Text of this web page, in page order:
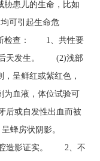
胁患儿的生命，比如
可引起生命危
检查： 1、共性要
天发生。 (2)浅部
呈鲜红或紫红色，
为血液，体位试验可
或自发性出血而被
呈蜂房状阴影。
腔造影证实。 2、不